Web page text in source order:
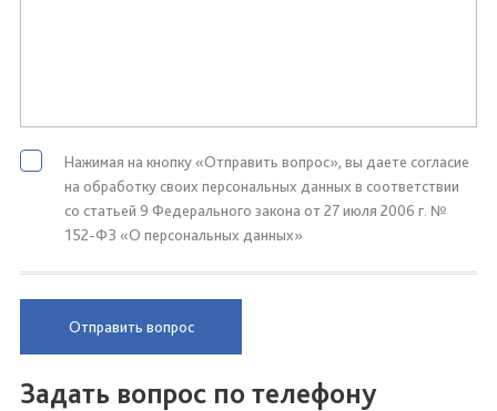
Нажимая на кнопку «Отправить вопрос», вы даете согласие
на обработку своих персональных данных в соответствии
со статьей 9 Федерального закона от 27 июля 2006 г. №
152-ФЗ «О персональных данных»
Отправить вопрос
Задать вопрос по телефону